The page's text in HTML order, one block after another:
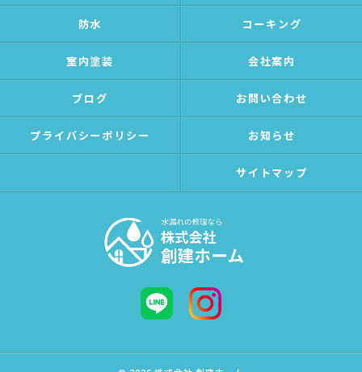
防水 コーキング
室内塗装 会社案内
ブログ お問い合わせ
プライバシーポリシー お知らせ
サイトマップ